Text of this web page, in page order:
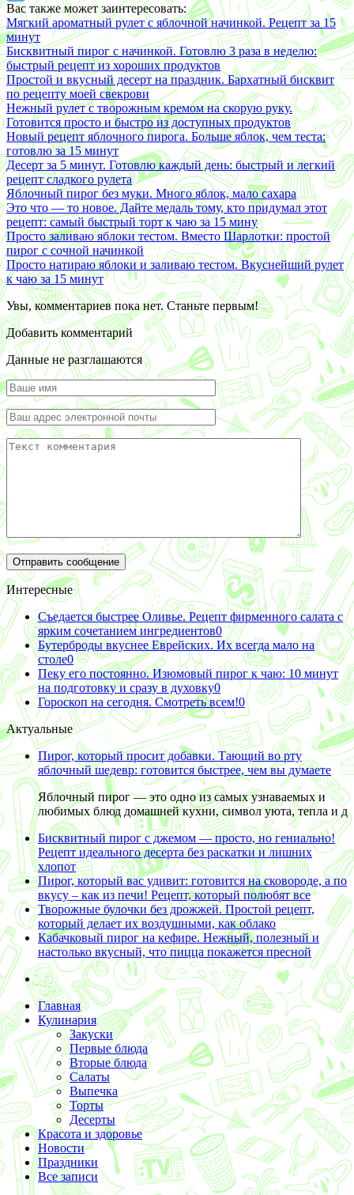
Вас также может заинтересовать:
Мягкий ароматный рулет с яблочной начинкой. Рецепт за 15
минут
Бисквитный пирог с начинкой. Готовлю 3 раза в неделю:
быстрый рецепт из хороших продуктов
Простой и вкусный десерт на праздник. Бархатный бисквит
по рецепту моей свекрови
Нежный рулет с творожным кремом на скорую руку.
Готовится просто и быстро из доступных продуктов
Новый рецепт яблочного пирога. Больше яблок, чем теста:
готовлю за 15 минут
Десерт за 5 минут. Готовлю каждый день: быстрый и легкий
рецепт сладкого рулета
Яблочный пирог без муки. Много яблок, мало сахара
Это что — то новое. Дайте медаль тому, кто придумал этот
рецепт: самый быстрый торт к чаю за 15 мину
Просто заливаю яблоки тестом. Вместо Шарлотки: простой
пирог с сочной начинкой
Просто натираю яблоки и заливаю тестом. Вкуснейший рулет
к чаю за 15 минут
Увы, комментариев пока нет. Станьте первым!
Добавить комментарий
Данные не разглашаются
Интересные
Съедается быстрее Оливье. Рецепт фирменного салата с
ярким сочетанием ингредиентов0
Бутерброды вкуснее Еврейских. Их всегда мало на
столе0
Пеку его постоянно. Изюмовый пирог к чаю: 10 минут
на подготовку и сразу в духовку0
Гороскоп на сегодня. Смотреть всем!0
Актуальные
Пирог, который просит добавки. Тающий во рту
яблочный шедевр: готовится быстрее, чем вы думаете
Яблочный пирог — это одно из самых узнаваемых и
любимых блюд домашней кухни, символ уюта, тепла и д
Бисквитный пирог с джемом — просто, но гениально!
Рецепт идеального десерта без раскатки и лишних
хлопот
Пирог, который вас удивит: готовится на сковороде, а по
вкусу – как из печи! Рецепт, который полюбят все
Творожные булочки без дрожжей. Простой рецепт,
который делает их воздушными, как облако
Кабачковый пирог на кефире. Нежный, полезный и
настолько вкусный, что пицца покажется пресной
Главная
Кулинария
Закуски
Первые блюда
Вторые блюда
Салаты
Выпечка
Торты
Десерты
Красота и здоровье
Новости
Праздники
Все записи